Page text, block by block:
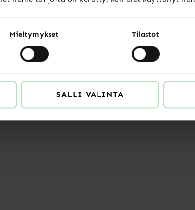
Mieltymykset Tilastot
SALLI VALINTA
att modigt ställa oss
åtgärder som gör Specia
En högklassig
medlemmar
medlemsupplevelsen och
mångsysslarnas behov i